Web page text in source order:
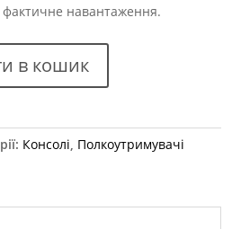
навантаження.
в кошик
Консолі Полкоутримувачі